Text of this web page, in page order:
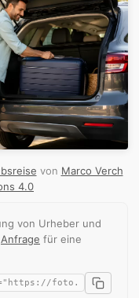
von Marco Verch
4.0
von Urheber und
Anfrage für eine